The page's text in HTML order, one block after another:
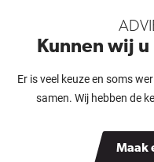
Kunnen wij
Er is veel keuze en soms
samen. Wij hebben de
Maak